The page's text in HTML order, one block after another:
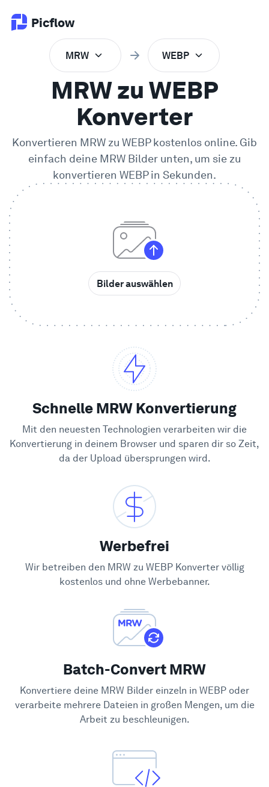
Picflow
Online Proofing
Kundengalerie
DAM Software
Enterprise
Vergleichen
Kundenstimmen
MRW WEBP
MRW zu WEBP
Konverter
Konvertieren MRW zu WEBPkostenlos online. Gib
einfach deine MRW Bilder unten, um sie zu
konvertieren WEBPin Sekunden.
Bilder auswählen
Schnelle MRW Konvertierung
Mit den neuesten Technologien verarbeiten wir die
Konvertierung in deinem Browser und sparen dir so Zeit,
da der Upload übersprungen wird.
Werbefrei
Wir betreiben den MRW zu WEBP Konverter völlig
kostenlos und ohne Werbebanner.
Batch-Convert MRW
Konvertiere deine MRW Bilder einzeln in WEBP oder
verarbeite mehrere Dateien in großen Mengen, um die
Arbeit zu beschleunigen.